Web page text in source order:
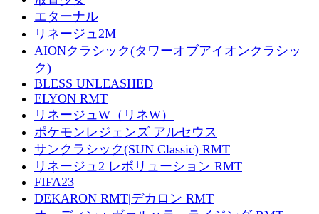
エターナル
リネージュ2M
AIONクラシック(タワーオブアイオンクラシッ
ク)
BLESS UNLEASHED
ELYON RMT
リネージュW（リネW）
ポケモンレジェンズ アルセウス
サンクラシック(SUN Classic) RMT
リネージュ2 レボリューション RMT
FIFA23
DEKARON RMT|デカロン RMT